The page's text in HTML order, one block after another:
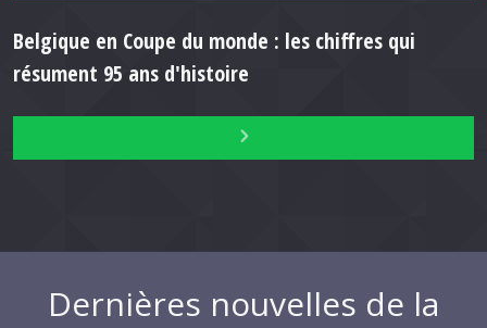
Belgique en Coupe du monde : les chiffres qui
résument 95 ans d'histoire
Dernières nouvelles de la